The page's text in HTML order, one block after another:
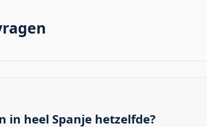
in heel Spanje hetzelfde?